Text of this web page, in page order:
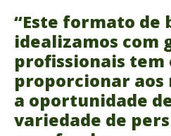
“Este formato de
idealizamos com
profissionais tem
proporcionar aos
a oportunidade
variedade de